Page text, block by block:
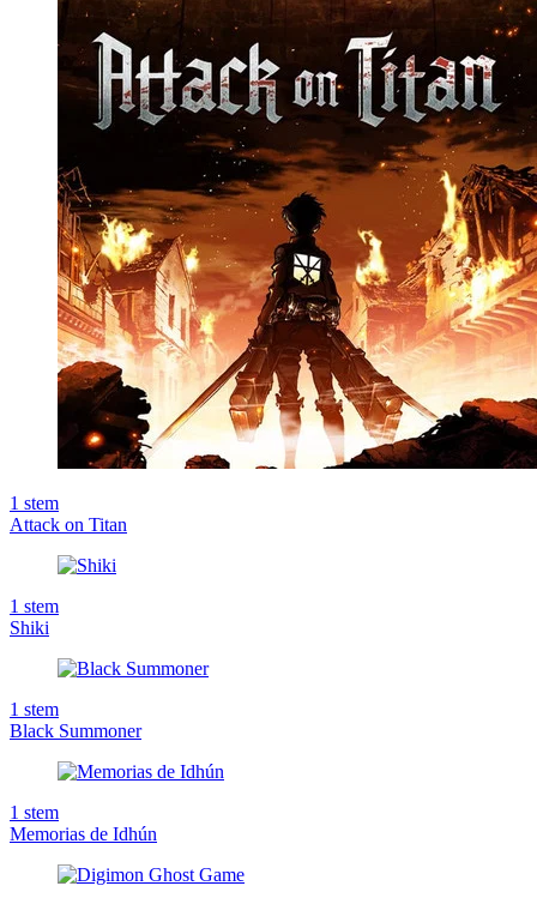
1 stem
Attack on Titan
1 stem
Shiki
1 stem
Black Summoner
1 stem
Memorias de Idhún